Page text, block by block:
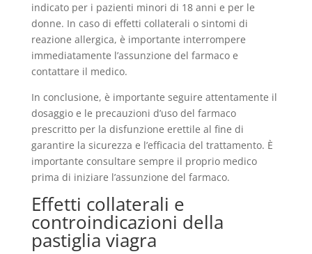
indicato per i pazienti minori di 18 anni e per le
donne. In caso di effetti collaterali o sintomi di
reazione allergica, è importante interrompere
immediatamente l’assunzione del farmaco e
contattare il medico.
In conclusione, è importante seguire attentamente il
dosaggio e le precauzioni d’uso del farmaco
prescritto per la disfunzione erettile al fine di
garantire la sicurezza e l’efficacia del trattamento. È
importante consultare sempre il proprio medico
prima di iniziare l’assunzione del farmaco.
Effetti collaterali e
controindicazioni della
pastiglia viagra